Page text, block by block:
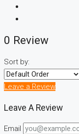
0 Review
Sort by:
Leave a Review
Leave A Review
Email